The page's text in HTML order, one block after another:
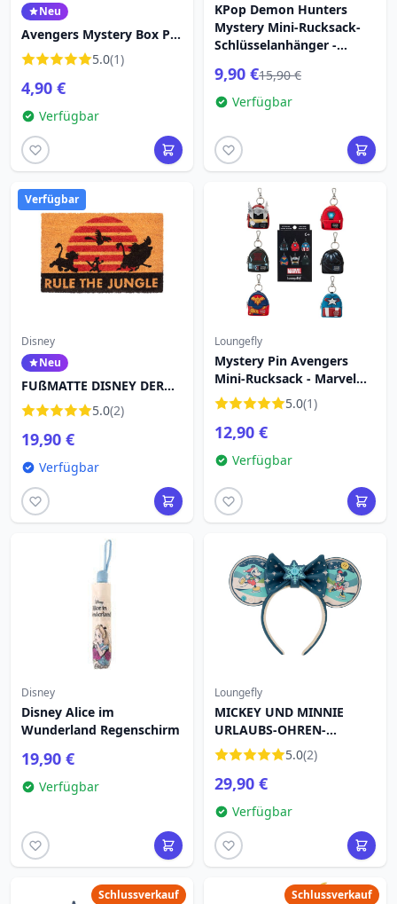
Neu
Avengers Mystery Box Pin
– Marvel Loungefly
5.0(1)
4,90 €
Verfügbar
KPop Demon Hunters
Mystery Mini-Rucksack-
Schlüsselanhänger -
9,90 €15,90 €
Verfügbar
Verfügbar
Disney
Neu
FUßMATTE DISNEY DER
KÖNIG DER LÖWEN RULE
THE JUNGLE
5.0(2)
19,90 €
Verfügbar
Loungefly
Mystery Pin Avengers
Mini-Rucksack - Marvel
Loungefly 5.0(1)
12,90 €
Verfügbar
Disney
Disney Alice im
Wunderland Regenschirm
19,90 €
Verfügbar
Loungefly
MICKEY UND MINNIE
URLAUBS-OHREN-
HAARBAND - DISNEY
LOUNGEFLY
5.0(2)
29,90 €
Verfügbar
Schlussverkauf Schlussverkauf